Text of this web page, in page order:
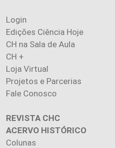
Login
Edições Ciência Hoje
CH na Sala de Aula
CH +
Loja Virtual
Projetos e Parcerias
Fale Conosco
REVISTA CHC
ACERVO HISTÓRICO
Colunas